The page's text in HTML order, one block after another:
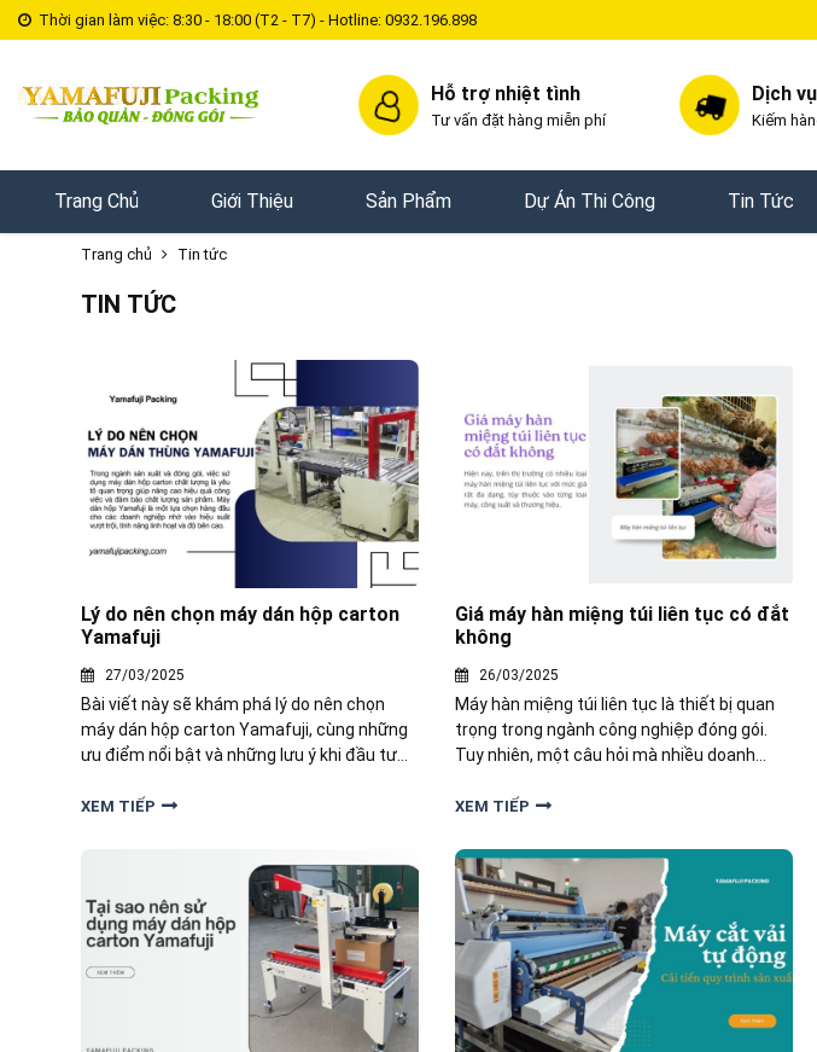
Thời gian làm việc: 8:30 - 18:00 (T2 - T7) - Hotline: 0932.196.898
Hỗ trợ nhiệt tình
Tư vấn đặt hàng miễn phí
Dịch
Kiếm
Trang Chủ Giới Thiệu Sản Phẩm Dự Án Thi Công Tin Tức
Trang chủ Tin tức
TIN TỨC
Lý do nên chọn máy dán hộp carton
Yamafuji
27/03/2025
Bài viết này sẽ khám phá lý do nên chọn
máy dán hộp carton Yamafuji, cùng những
ưu điểm nổi bật và những lưu ý khi đầu tư
XEM TIẾP
Giá máy hàn miệng túi liên tục có đắt
không
26/03/2025
Máy hàn miệng túi liên tục là thiết bị quan
trọng trong ngành công nghiệp đóng gói.
Tuy nhiên, một câu hỏi mà nhiều doanh
máy hàn miệng túi liên tục có đắt không?
XEM TIẾP